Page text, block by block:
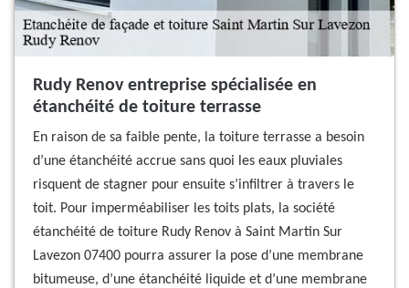
Rudy Renov entreprise spécialisée en
étanchéité de toiture terrasse
En raison de sa faible pente, la toiture terrasse a besoin
d’une étanchéité accrue sans quoi les eaux pluviales
risquent de stagner pour ensuite s’infiltrer à travers le
toit. Pour imperméabiliser les toits plats, la société
étanchéité de toiture Rudy Renov à Saint Martin Sur
Lavezon 07400 pourra assurer la pose d’une membrane
bitumeuse, d’une étanchéité liquide et d’une membrane